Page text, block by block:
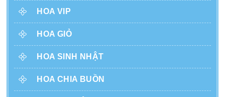
HOA VIP
HOA GIỎ
HOA SINH NHẬT
HOA CHIA BUỒN